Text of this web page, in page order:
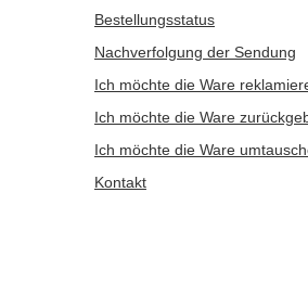
Bestellungsstatus
Nachverfolgung der Sendung
Ich möchte die Ware
Ich möchte die Ware
Ich möchte die Ware
Kontakt